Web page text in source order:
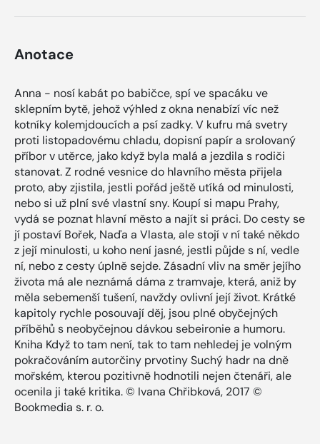
Anotace
Anna - nosí kabát po babičce, spí ve spacáku ve
sklepním bytě, jehož výhled z okna nenabízí víc než
kotníky kolemjdoucích a psí zadky. V kufru má svetry
proti listopadovému chladu, dopisní papír a srolovaný
příbor v utěrce, jako když byla malá a jezdila s rodiči
stanovat. Z rodné vesnice do hlavního města přijela
proto, aby zjistila, jestli pořád ještě utíká od minulosti,
nebo si už plní své vlastní sny. Koupí si mapu Prahy,
vydá se poznat hlavní město a najít si práci. Do cesty se
jí postaví Bořek, Naďa a Vlasta, ale stojí v ní také někdo
z její minulosti, u koho není jasné, jestli půjde s ní, vedle
ní, nebo z cesty úplně sejde. Zásadní vliv na směr jejího
života má ale neznámá dáma z tramvaje, která, aniž by
měla sebemenší tušení, navždy ovlivní její život. Krátké
kapitoly rychle posouvají děj, jsou plné obyčejných
příběhů s neobyčejnou dávkou sebeironie a humoru.
Kniha Když to tam není, tak to tam nehledej je volným
pokračováním autorčiny prvotiny Suchý hadr na dně
mořském, kterou pozitivně hodnotili nejen čtenáři, ale
ocenila ji také kritika. © Ivana Chřibková, 2017 ©
Bookmedia s. r. o.